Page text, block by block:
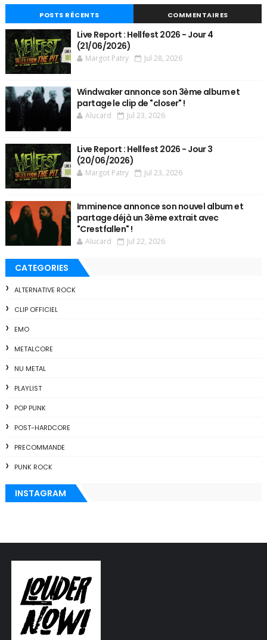
POSTS RÉCENTS COMMENTAIRES
Live Report : Hellfest 2026 - Jour 4
(21/06/2026)
Margot Patry Jul 28, 2026
Windwaker annonce son 3ème album et
partage le clip de "closer" !
Alucard Jul 23, 2026
Live Report : Hellfest 2026 - Jour 3
(20/06/2026)
Margot Patry Jul 23, 2026
Imminence annonce son nouvel album et
partage déjà un 3ème extrait avec
"Crestfallen" !
Alucard Jul 22, 2026
CATEGORIES
ALTERNATIVE ROCK
CLIP OFFICIEL
EMO
METALCORE
NU METAL
PLAYLIST
POP PUNK
POST-HARDCORE
PRECOMMANDE
PUNK ROCK
INSTAGRAM